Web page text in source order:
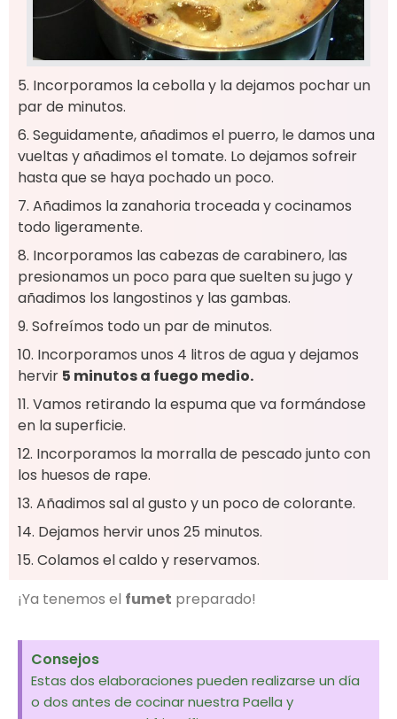
5. Incorporamos la cebolla y la dejamos pochar un
par de minutos.
6. Seguidamente, añadimos el puerro, le damos una
vueltas y añadimos el tomate. Lo dejamos sofreir
hasta que se haya pochado un poco.
7. Añadimos la zanahoria troceada y cocinamos
todo ligeramente.
8. Incorporamos las cabezas de carabinero, las
presionamos un poco para que suelten su jugo y
añadimos los langostinos y las gambas.
9. Sofreímos todo un par de minutos.
10. Incorporamos unos 4 litros de agua y dejamos
hervir 5 minutos a fuego medio.
11. Vamos retirando la espuma que va formándose
en la superficie.
12. Incorporamos la morralla de pescado junto con
los huesos de rape.
13. Añadimos sal al gusto y un poco de colorante.
14. Dejamos hervir unos 25 minutos.
15. Colamos el caldo y reservamos.
¡Ya tenemos el fumet preparado!
Consejos
Estas dos elaboraciones pueden realizarse un día
o dos antes de cocinar nuestra Paella y